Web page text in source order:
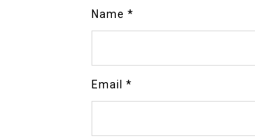
Name *
Email *